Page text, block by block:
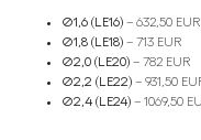
Ø1,6 (LE16) – 632,50 EUR
Ø1,8 (LE18) – 713 EUR
Ø2,0 (LE20) – 782 EUR
Ø2,2 (LE22) – 931,50
Ø2,4 (LE24) – 1069,50